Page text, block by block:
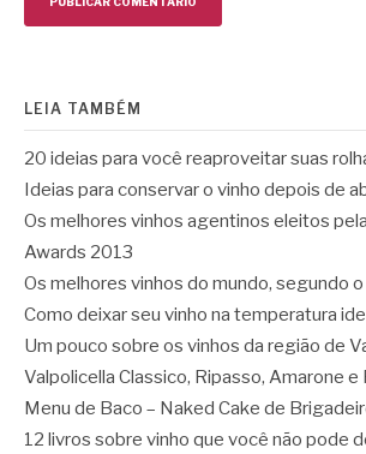
LEIA TAMBÉM
20 ideias para você reaproveitar suas
Ideias para conservar o vinho depois de
Os melhores vinhos agentinos eleitos
Awards 2013
Os melhores vinhos do mundo, segundo
Como deixar seu vinho na temperatura
Um pouco sobre os vinhos da região de
Valpolicella Classico, Ripasso, Amarone e
Menu de Baco – Naked Cake de
12 livros sobre vinho que você não pode